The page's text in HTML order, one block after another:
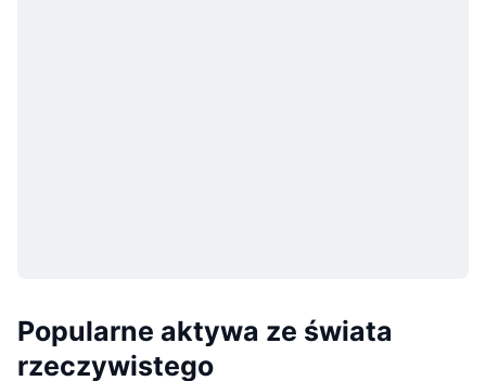
Popularne aktywa ze świata
rzeczywistego